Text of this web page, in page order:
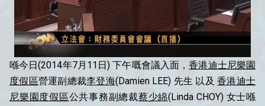
喺今日(2014年7月11日) 下午嘅會議入面，香港迪士尼樂園
度假區營運副總裁李登海(Damien LEE) 先生 以及香港迪士
尼樂園度假區公共事務副總裁蔡少綿(Linda CHOY) 女士喺